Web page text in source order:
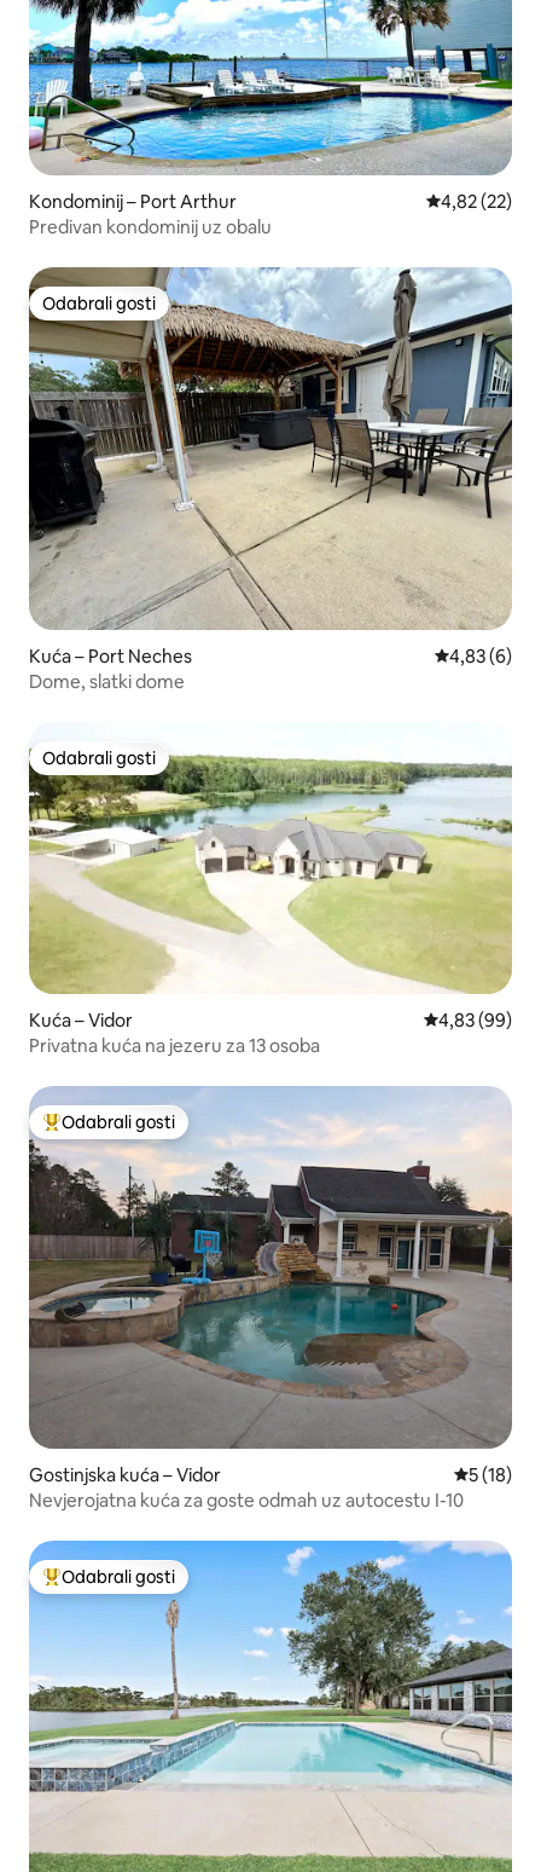
Kondominij – Port Arthur Prosječna
4,82 (22)
Predivan kondominij uz obalu
Odabrali gosti
Odabrali gosti
Kuća – Port Neches Prosječna
4,83 (6)
Dome, slatki dome
Odabrali gosti
Odabrali gosti
Kuća – Vidor Prosječna
4,83 (99)
Privatna kuća na jezeru za 13 osoba
Među najviše rangiranima s oznakom „Odabrali gosti”
Odabrali gosti
Gostinjska kuća – Vidor Prosječna
5 (18)
Nevjerojatna kuća za goste odmah uz autocestu I-10
Među najviše rangiranima s oznakom „Odabrali gosti”
Odabrali gosti